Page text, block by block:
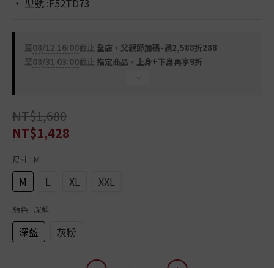
‧ 型號 :F52TD73
至08/12 16:00截止 全店，父親節加碼-滿2,588折288
至08/31 03:00截止 指定商品，上身+下身再享9折
NT$1,680
NT$1,428
尺寸 : M
M L XL XXL
顏色 : 深藍
深藍 灰粉